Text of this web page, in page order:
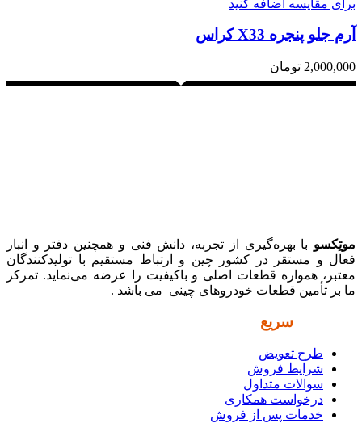
برای مقایسه اضافه کنید
آرم جلو پنجره X33 کراس
2,000,000 تومان
موتِکسو با بهره‌گیری از تجربه، دانش فنی و همچنین دفتر و انبار
فعال و مستقر در کشور چین و ارتباط مستقیم با تولیدکنندگان
معتبر، همواره قطعات اصلی و باکیفیت را عرضه می‌نماید. تمرکز
ما بر تأمین قطعات خودروهای چینی می باشد .
سریع
طرح تعویض
شرایط فروش
سوالات متداول
درخواست همکاری
خدمات پس از فروش